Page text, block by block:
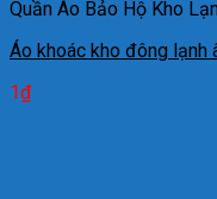
Quần Áo Bảo Hộ Kho
Áo khoác kho đông lạnh
1₫